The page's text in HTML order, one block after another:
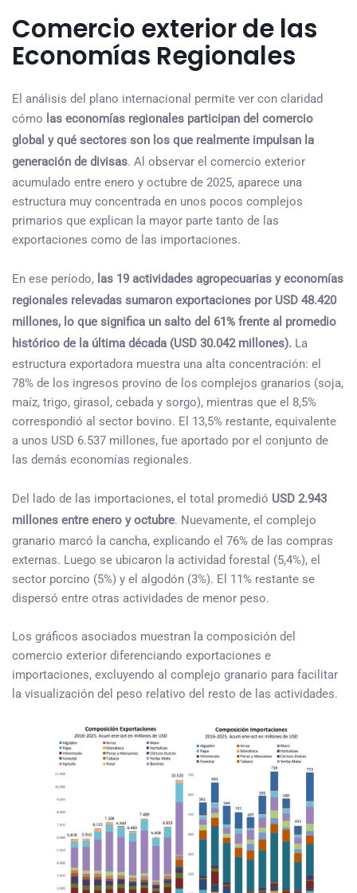
Comercio exterior de las
Economías Regionales
El análisis del plano internacional permite ver con claridad
cómo las economías regionales participan del comercio
global y qué sectores son los que realmente impulsan la
generación de divisas. Al observar el comercio exterior
acumulado entre enero y octubre de 2025, aparece una
estructura muy concentrada en unos pocos complejos
primarios que explican la mayor parte tanto de las
exportaciones como de las importaciones.
En ese período, las 19 actividades agropecuarias y economías
regionales relevadas sumaron exportaciones por USD 48.420
millones, lo que significa un salto del 61% frente al promedio
histórico de la última década (USD 30.042 millones). La
estructura exportadora muestra una alta concentración: el
78% de los ingresos provino de los complejos granarios (soja,
maíz, trigo, girasol, cebada y sorgo), mientras que el 8,5%
correspondió al sector bovino. El 13,5% restante, equivalente
a unos USD 6.537 millones, fue aportado por el conjunto de
las demás economías regionales.
Del lado de las importaciones, el total promedió USD 2.943
millones entre enero y octubre. Nuevamente, el complejo
granario marcó la cancha, explicando el 76% de las compras
externas. Luego se ubicaron la actividad forestal (5,4%), el
sector porcino (5%) y el algodón (3%). El 11% restante se
dispersó entre otras actividades de menor peso.
Los gráficos asociados muestran la composición del
comercio exterior diferenciando exportaciones e
importaciones, excluyendo al complejo granario para facilitar
la visualización del peso relativo del resto de las actividades.